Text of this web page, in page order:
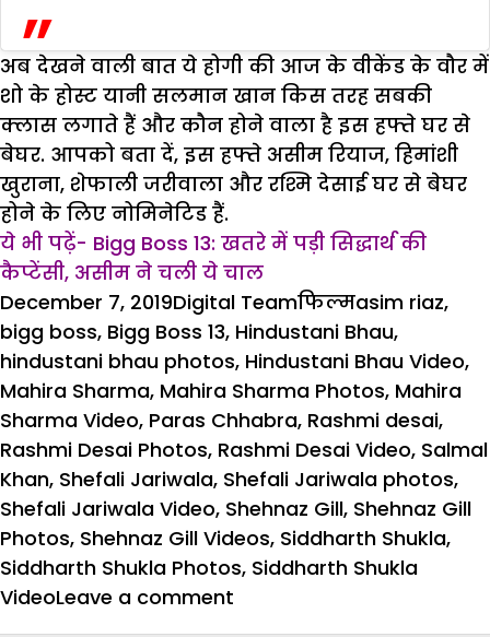
अब देखने वाली बात ये होगी की आज के वीकेंड के वौर में
शो के होस्ट यानी सलमान खान किस तरह सबकी
क्लास लगाते हैं और कौन होने वाला है इस हफ्ते घर से
बेघर. आपको बता दें, इस हफ्ते असीम रियाज, हिमांशी
खुराना, शेफाली जरीवाला और रश्मि देसाई घर से बेघर
होने के लिए नोमिनेटिड हैं.
ये भी पढ़ें- Bigg Boss 13: खतरे में पड़ी सिद्धार्थ की
कैप्टेंसी, असीम ने चली ये चाल
Posted
on
December 7, 2019Author
Digital TeamCategories
फिल्मTags
asim riaz,
bigg boss, Bigg Boss 13, Hindustani Bhau,
hindustani bhau photos, Hindustani Bhau Video,
Mahira Sharma, Mahira Sharma Photos, Mahira
Sharma Video, Paras Chhabra, Rashmi desai,
Rashmi Desai Photos, Rashmi Desai Video, Salmal
Khan, Shefali Jariwala, Shefali Jariwala photos,
Shefali Jariwala Video, Shehnaz Gill, Shehnaz Gill
Photos, Shehnaz Gill Videos, Siddharth Shukla,
Siddharth Shukla Photos, Siddharth Shukla
VideoLeave a comment